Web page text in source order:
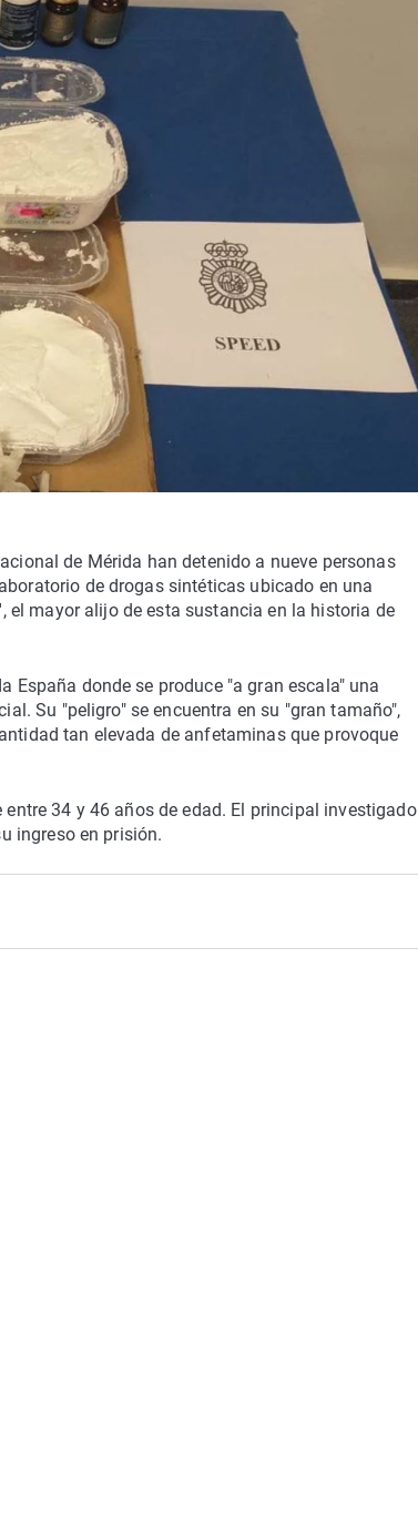
de Mérida han detenido a nueve personas
de drogas sintéticas ubicado en una
el mayor alijo de esta sustancia en la historia de
España donde se produce "a gran escala" una
Su "peligro" se encuentra en su "gran tamaño",
tan elevada de anfetaminas que provoque
34 y 46 años de edad. El principal investigado
ingreso en prisión.